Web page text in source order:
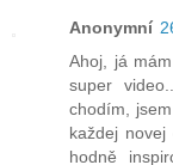
Anonymní
Ahoj, já
super
chodím,
každej
hodně